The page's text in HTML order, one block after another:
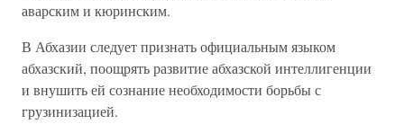
аварским и кюринским.
В Абхазии следует признать официальным языком
абхазский, поощрять развитие абхазской интеллигенции
и внушить ей сознание необходимости борьбы с
грузинизацией.